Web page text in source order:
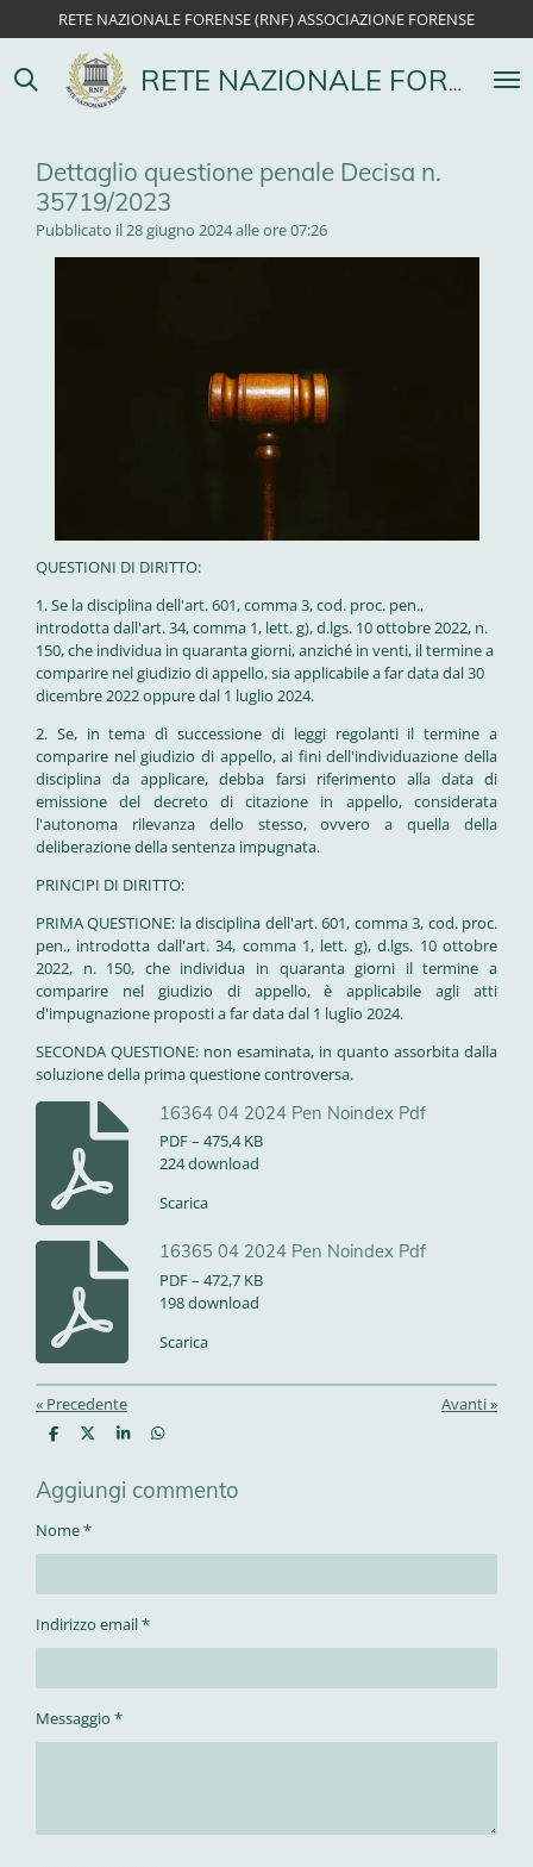
contenuto
principale
RETE NAZIONALE FORENSE
RETE NAZIONALE FORENSE (RNF) ASSOCIAZIONE FORENSE
Dettaglio questione penale Decisa n.
35719/2023
Pubblicato il 28 giugno 2024 alle ore 07:26
QUESTIONI DI DIRITTO:
1. Se la disciplina dell'art. 601, comma 3, cod. proc. pen.,
introdotta dall'art. 34, comma 1, lett. g), d.lgs. 10 ottobre 2022, n.
150, che individua in quaranta giorni, anziché in venti, il termine a
comparire nel giudizio di appello, sia applicabile a far data dal 30
dicembre 2022 oppure dal 1 luglio 2024.
2. Se, in tema dì successione di leggi regolanti il termine a
comparire nel giudizio di appello, ai fini dell'individuazione della
disciplina da applicare, debba farsi riferimento alla data di
emissione del decreto di citazione in appello, considerata
l'autonoma rilevanza dello stesso, ovvero a quella della
deliberazione della sentenza impugnata.
PRINCIPI DI DIRITTO:
PRIMA QUESTIONE: la disciplina dell'art. 601, comma 3, cod. proc.
pen., introdotta dall'art. 34, comma 1, lett. g), d.lgs. 10 ottobre
2022, n. 150, che individua in quaranta giorni il termine a
comparire nel giudizio di appello, è applicabile agli atti
d'impugnazione proposti a far data dal 1 luglio 2024.
SECONDA QUESTIONE: non esaminata, in quanto assorbita dalla
soluzione della prima questione controversa.
16364 04 2024 Pen Noindex Pdf
PDF – 475,4 KB
224 download
Scarica
16365 04 2024 Pen Noindex Pdf
PDF – 472,7 KB
198 download
Scarica
« Precedente Avanti»
C
d
i
i
C
d
i
i
C
d
i
C
d
i
Aggiungi commento
Nome *
Indirizzo email *
Messaggio *